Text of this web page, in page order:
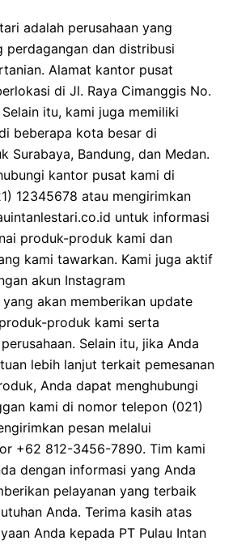
adalah perusahaan yang
perdagangan dan distribusi
Alamat kantor pusat
di Jl. Raya Cimanggis No.
itu, kami juga memiliki
beberapa kota besar di
Surabaya, Bandung, dan Medan.
kantor pusat kami di
12345678 atau mengirimkan
untuk informasi
produk-produk kami dan
kami tawarkan. Kami juga aktif
akun Instagram
akan memberikan update
produk kami serta
Selain itu, jika Anda
lebih lanjut terkait pemesanan
Anda dapat menghubungi
kami di nomor telepon (021)
pesan melalui
+62 812-3456-7890. Tim kami
dengan informasi yang Anda
pelayanan yang terbaik
Anda. Terima kasih atas
Anda kepada PT Pulau Intan